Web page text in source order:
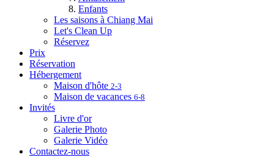
Enfants
Les saisons à Chiang Mai
Let's Clean Up
Réservez
Prix
Réservation
Hébergement
Maison d'hôte 2-3
Maison de vacances 6-8
Invités
Livre d'or
Galerie Photo
Galerie Vidéo
Contactez-nous